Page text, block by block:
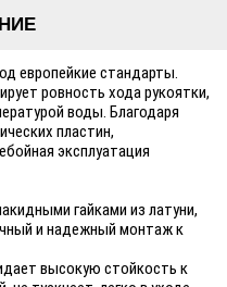
европейкие стандарты.
ровность хода рукоятки,
воды. Благодаря
пластин,
эксплуатация
гайками из латуни,
и надежный монтаж к
высокую стойкость к